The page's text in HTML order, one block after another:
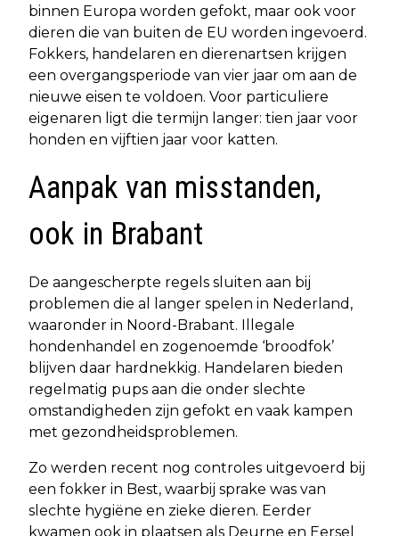
binnen Europa worden gefokt, maar ook voor
dieren die van buiten de EU worden ingevoerd.
Fokkers, handelaren en dierenartsen krijgen
een overgangsperiode van vier jaar om aan de
nieuwe eisen te voldoen. Voor particuliere
eigenaren ligt die termijn langer: tien jaar voor
honden en vijftien jaar voor katten.
Aanpak van misstanden,
ook in Brabant
De aangescherpte regels sluiten aan bij
problemen die al langer spelen in Nederland,
waaronder in Noord-Brabant. Illegale
hondenhandel en zogenoemde ‘broodfok’
blijven daar hardnekkig. Handelaren bieden
regelmatig pups aan die onder slechte
omstandigheden zijn gefokt en vaak kampen
met gezondheidsproblemen.
Zo werden recent nog controles uitgevoerd bij
een fokker in Best, waarbij sprake was van
slechte hygiëne en zieke dieren. Eerder
kwamen ook in plaatsen als Deurne en Eersel